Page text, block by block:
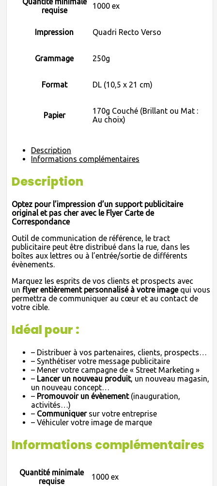
requise
1000 ex
Impression Quadri Recto Verso
Grammage 250g
Format DL (10,5 x 21 cm)
Papier
170g Couché (Brillant ou Mat :
Au choix)
Description
Informations complémentaires
Description
Optez pour l’impression d’un support publicitaire
original et pas cher avec le Flyer Carte de
Correspondance
Outil de communication de référence, le tract
publicitaire peut être distribué dans la rue, dans les
boîtes aux lettres ou à l’entrée/sortie de différents
évènements.
Marquez les esprits de vos clients et prospects avec
un flyer entièrement personnalisé à votre imagequi vous
permettra de communiquer au cœur et au contact de
votre cible.
Idéal pour :
– Distribuer à vos partenaires, clients, prospects…
– Synthétiser votre message publicitaire
– Mener votre campagne de « Street Marketing »
– Lancer un nouveau produit, un nouveau magasin,
un nouveau concept…
– Promouvoir un évènement(inauguration,
activités…)
– Communiquersur votre entreprise
– Véhiculer votre image de marque
Informations complémentaires
Quantité minimale
requise
1000 ex